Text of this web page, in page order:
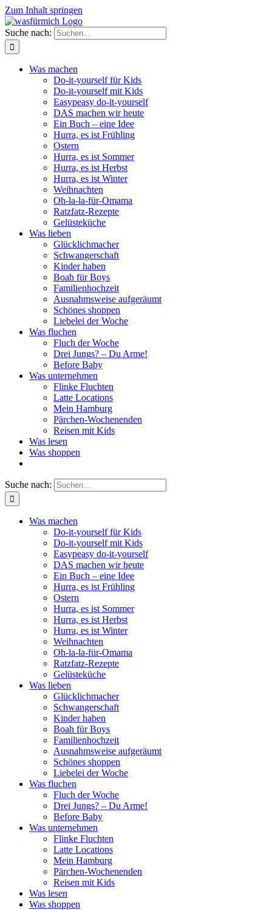
Zum Inhalt springen
Suche nach:
Was machen
Do-it-yourself für Kids
Do-it-yourself mit Kids
Easypeasy do-it-yourself
DAS machen wir heute
Ein Buch – eine Idee
Hurra, es ist Frühling
Ostern
Hurra, es ist Sommer
Hurra, es ist Herbst
Hurra, es ist Winter
Weihnachten
Oh-la-la-für-Omama
Ratzfatz-Rezepte
Gelüsteküche
Was lieben
Glücklichmacher
Schwangerschaft
Kinder haben
Boah für Boys
Familienhochzeit
Ausnahmsweise aufgeräumt
Schönes shoppen
Liebelei der Woche
Was fluchen
Fluch der Woche
Drei Jungs? – Du Arme!
Before Baby
Was unternehmen
Flinke Fluchten
Latte Locations
Mein Hamburg
Pärchen-Wochenenden
Reisen mit Kids
Was lesen
Was shoppen
Suche nach:
Was machen
Do-it-yourself für Kids
Do-it-yourself mit Kids
Easypeasy do-it-yourself
DAS machen wir heute
Ein Buch – eine Idee
Hurra, es ist Frühling
Ostern
Hurra, es ist Sommer
Hurra, es ist Herbst
Hurra, es ist Winter
Weihnachten
Oh-la-la-für-Omama
Ratzfatz-Rezepte
Gelüsteküche
Was lieben
Glücklichmacher
Schwangerschaft
Kinder haben
Boah für Boys
Familienhochzeit
Ausnahmsweise aufgeräumt
Schönes shoppen
Liebelei der Woche
Was fluchen
Fluch der Woche
Drei Jungs? – Du Arme!
Before Baby
Was unternehmen
Flinke Fluchten
Latte Locations
Mein Hamburg
Pärchen-Wochenenden
Reisen mit Kids
Was lesen
Was shoppen